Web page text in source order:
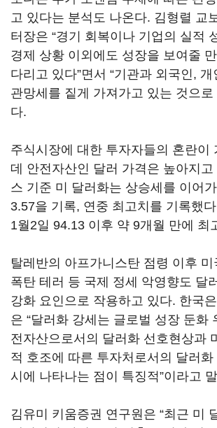
고 있다는 분석도 나온다. 김형렬 교
터장은 “경기 회복이나 기업의 실적
경제 상황 이외에도 성장을 보여줄
다리고 있다”면서 “기관과 외국인, 개
관망세를 짙게 가져가고 있는 것으로
다.
주식시장에 대한 투자자들의 혼란이
데 안전자산인 달러 가격은 높아지고
스 기준 미 달러화는 상승세를 이어
3.57을 기록, 연중 최고치를 기록했
1월2일 94.13 이후 약 9개월 만에 최
탈레반의 아프가니스탄 점령 이후
폭탄 테러 등 국제 정세 악영향도 달
강화 요인으로 작용하고 있다. 한국
은 “달러화 강세는 글로벌 성장 둔화
전자산으로서의 달러화 선호현상과
적 호조에 따른 투자처로서의 달러
시에 나타나는 점이 특징적”이라고
김유미 키움증권 연구원은 “최근 미